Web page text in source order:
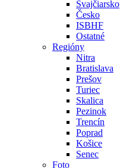
Švajčiarsko
Česko
ISBHF
Ostatné
Regióny
Nitra
Bratislava
Prešov
Turiec
Skalica
Pezinok
Trencín
Poprad
Košice
Senec
Foto